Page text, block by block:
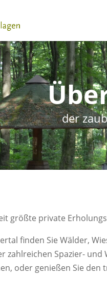
der
größte private
finden Sie Wälder,
zahlreichen Spazier- und
oder genießen Sie